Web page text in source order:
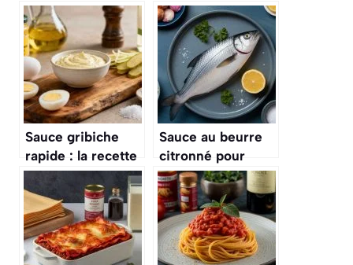
Sauce gribiche
rapide : la recette
facile
Sauce au beurre
citronné pour
poisson : recette
facile et rapide